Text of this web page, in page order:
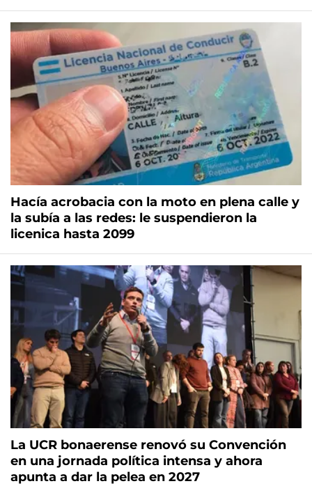
Hacía acrobacia con la moto en plena calle y
la subía a las redes: le suspendieron la
licenica hasta 2099
La UCR bonaerense renovó su Convención
en una jornada política intensa y ahora
apunta a dar la pelea en 2027